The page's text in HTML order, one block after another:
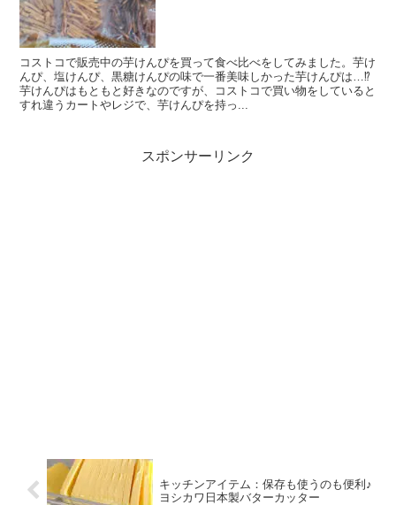
コストコで販売中の芋けんぴを買って食べ比べをしてみました。芋け
んぴ、塩けんぴ、黒糖けんぴの味で一番美味しかった芋けんぴは…⁉︎
芋けんぴはもともと好きなのですが、コストコで買い物をしていると
すれ違うカートやレジで、芋けんぴを持っ...
スポンサーリンク
キッチンアイテム：保存も使うのも便利♪
ヨシカワ日本製バターカッター